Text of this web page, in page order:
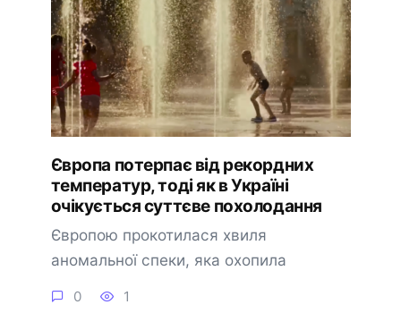
Європа потерпає від рекордних
температур, тоді як в Україні
очікується суттєве похолодання
Європою прокотилася хвиля
аномальної спеки, яка охопила
0 1